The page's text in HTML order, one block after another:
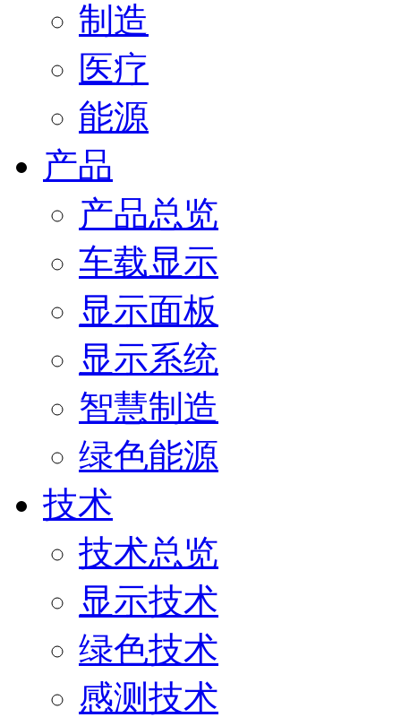
制造
医疗
能源
产品
产品总览
车载显示
显示面板
显示系统
智慧制造
绿色能源
技术
技术总览
显示技术
绿色技术
感测技术